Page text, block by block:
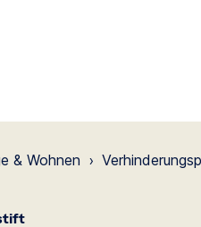
& Wohnen ›